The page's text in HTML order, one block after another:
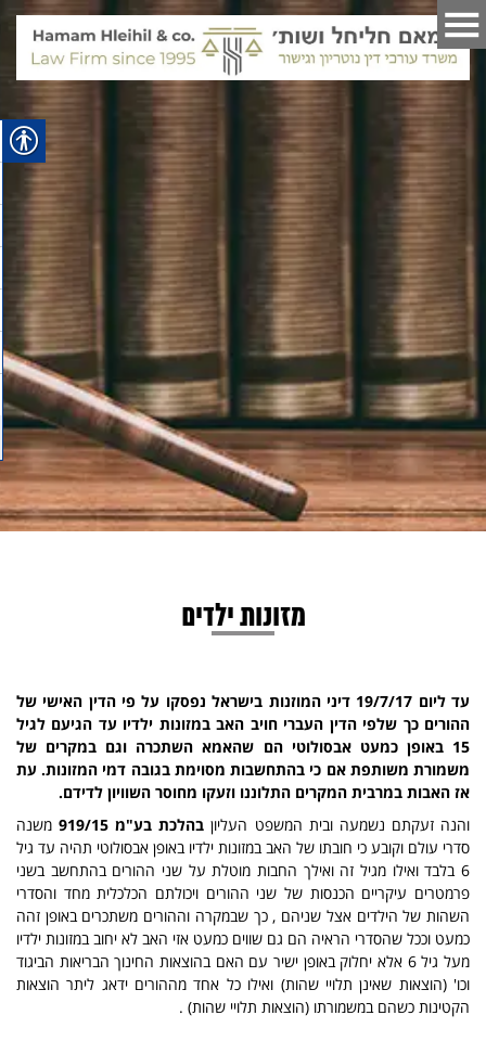
מזונות ילדים
עד ליום 19/7/17 דיני המוזנות בישראל נפסקו על פי הדין האישי של
ההורים כך שלפי הדין העברי חויב האב במזונות ילדיו עד הגיעם לגיל
15 באופן כמעט אבסולוטי הם שהאמא השתכרה וגם במקרים של
משמורת משותפת אם כי בהתחשבות מסוימת בגובה דמי המזונות. עת
אז האבות במרבית המקרים התלוננו וזעקו מחוסר השוויון לדידם.
והנה זעקתם נשמעה ובית המשפט העליון בהלכת בע"מ 919/15
משנה
סדרי עולם וקובע כי חובתו של האב במזונות ילדיו באופן אבסולוטי תהיה עד גיל
6 בלבד ואילו מגיל זה ואילך החבות מוטלת על שני ההורים בהתחשב בשני
פרמטרים עיקריים הכנסות של שני ההורים ויכולתם הכלכלית מחד והסדרי
השהות של הילדים אצל שניהם , כך שבמקרה וההורים משתכרים באופן זהה
כמעט וככל שהסדרי הראיה הם גם שווים כמעט אזי האב לא יחוב במזונות ילדיו
מעל גיל 6 אלא יחלוק באופן ישיר עם האם בהוצאות החינוך הבריאות הביגוד
וכו' (הוצאות שאינן תלויי שהות) ואילו כל אחד מההורים ידאג ליתר הוצאות
הקטינות כשהם במשמורתו (הוצאות תלויי שהות) .